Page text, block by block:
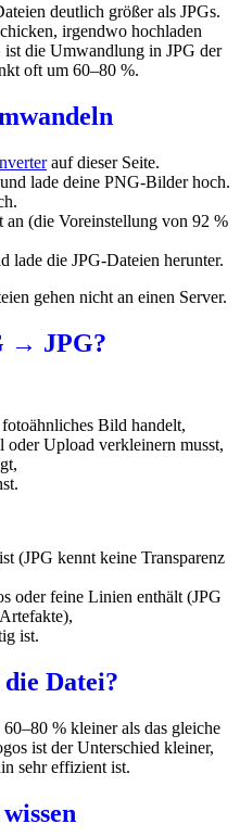
deutlich größer als JPGs.
irgendwo hochladen
die Umwandlung in JPG der
oft um 60–80 %.
auf dieser Seite.
und lade deine PNG-Bilder hoch.
an (die Voreinstellung von 92 %
lade die JPG-Dateien herunter.
gehen nicht an einen Server.
→ JPG?
Bild handelt,
Upload verkleinern musst,
(JPG kennt keine Transparenz
oder feine Linien enthält (JPG
ist.
Datei?
% kleiner als das gleiche
ist der Unterschied kleiner,
sehr effizient ist.